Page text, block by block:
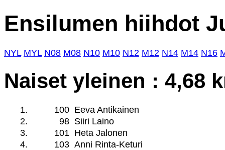
Ensilumen hiihdot
NYL MYL N08 M08 N10 M10 N12 M12 N14 M14 N16
Naiset yleinen : 4,68
1. 100 Eeva Antikainen
2.
98 Siiri Laino
3.
101 Heta Jalonen
4.
103 Anni Rinta-Keturi